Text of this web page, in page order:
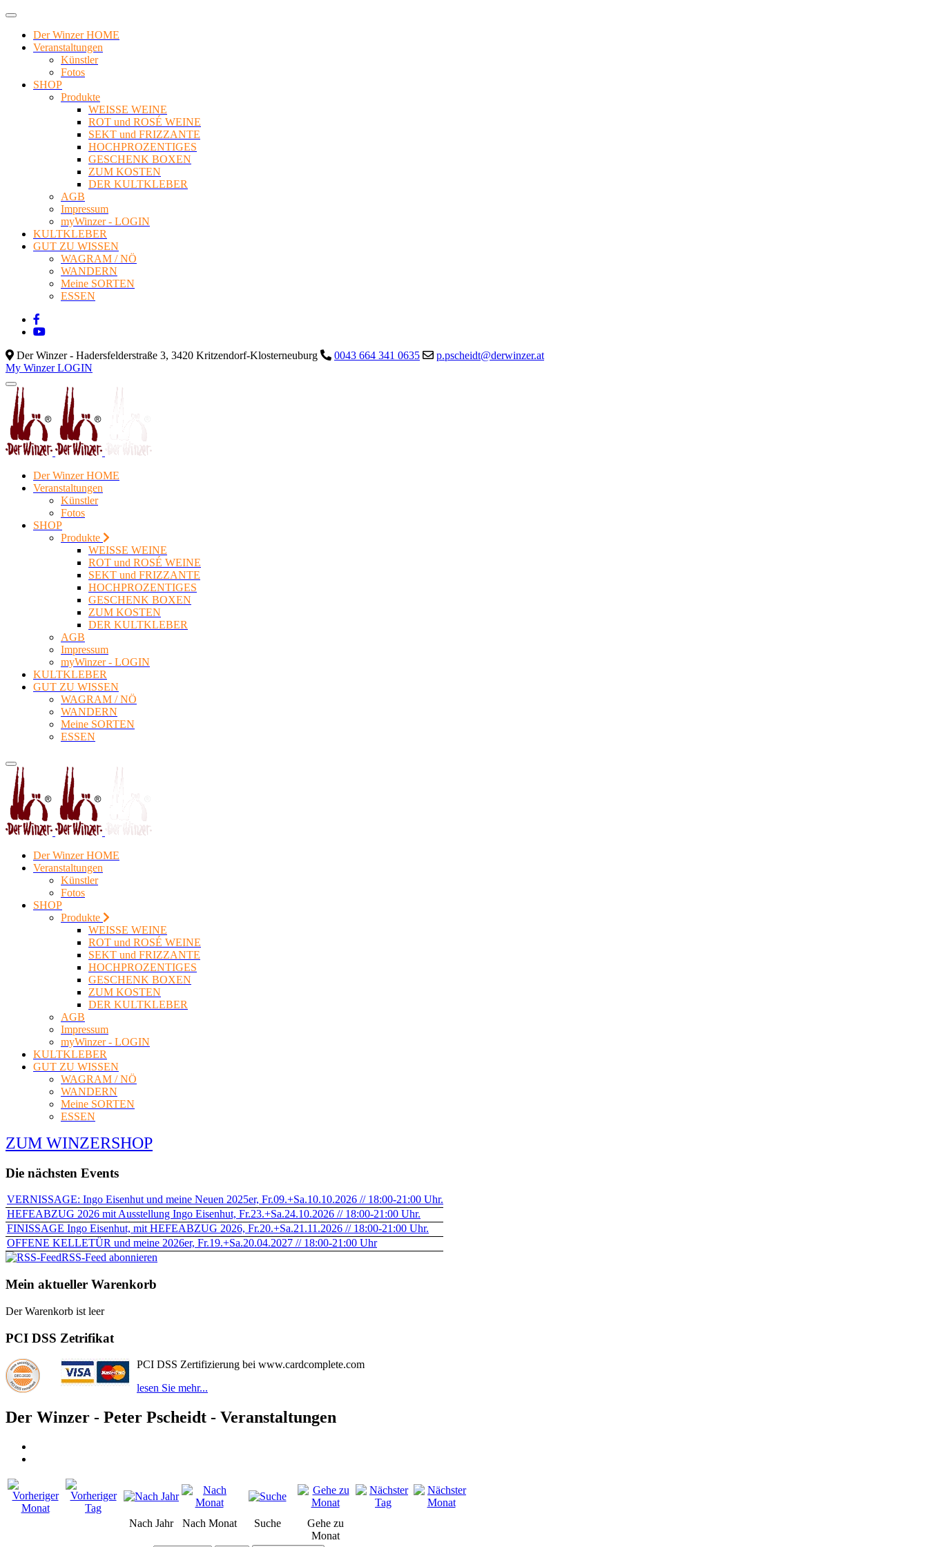
Der Winzer HOME
Veranstaltungen
Künstler
Fotos
SHOP
Produkte
WEISSE WEINE
ROT und ROSÉ WEINE
SEKT und FRIZZANTE
HOCHPROZENTIGES
GESCHENK BOXEN
ZUM KOSTEN
DER KULTKLEBER
AGB
Impressum
myWinzer - LOGIN
KULTKLEBER
GUT ZU WISSEN
WAGRAM / NÖ
WANDERN
Meine SORTEN
ESSEN
Der Winzer - Hadersfelderstraße 3, 3420 Kritzendorf-Klosterneuburg 0043 664 341 0635
p.pscheidt@derwinzer.at
My Winzer LOGIN
Der Winzer HOME
Veranstaltungen
Künstler
Fotos
SHOP
Produkte
WEISSE WEINE
ROT und ROSÉ WEINE
SEKT und FRIZZANTE
HOCHPROZENTIGES
GESCHENK BOXEN
ZUM KOSTEN
DER KULTKLEBER
AGB
Impressum
myWinzer - LOGIN
KULTKLEBER
GUT ZU WISSEN
WAGRAM / NÖ
WANDERN
Meine SORTEN
ESSEN
Der Winzer HOME
Veranstaltungen
Künstler
Fotos
SHOP
Produkte
WEISSE WEINE
ROT und ROSÉ WEINE
SEKT und FRIZZANTE
HOCHPROZENTIGES
GESCHENK BOXEN
ZUM KOSTEN
DER KULTKLEBER
AGB
Impressum
myWinzer - LOGIN
KULTKLEBER
GUT ZU WISSEN
WAGRAM / NÖ
WANDERN
Meine SORTEN
ESSEN
ZUM WINZERSHOP
Die nächsten Events
VERNISSAGE: Ingo Eisenhut und meine Neuen 2025er, Fr.09.+Sa.10.10.2026 // 18:00-21:00 Uhr.
HEFEABZUG 2026 mit Ausstellung Ingo Eisenhut, Fr.23.+Sa.24.10.2026 // 18:00-21:00 Uhr.
FINISSAGE Ingo Eisenhut, mit HEFEABZUG 2026, Fr.20.+Sa.21.11.2026 // 18:00-21:00 Uhr.
OFFENE KELLETÜR und meine 2026er, Fr.19.+Sa.20.04.2027 // 18:00-21:00 Uhr
RSS-Feed abonnieren
Mein aktueller Warenkorb
Der Warenkorb ist leer
PCI DSS Zetrifikat
PCI DSS Zertifizierung bei www.cardcomplete.com
lesen Sie mehr...
Der Winzer - Peter Pscheidt - Veranstaltungen
Nach Jahr Nach Monat Suche
Gehe zu
Monat